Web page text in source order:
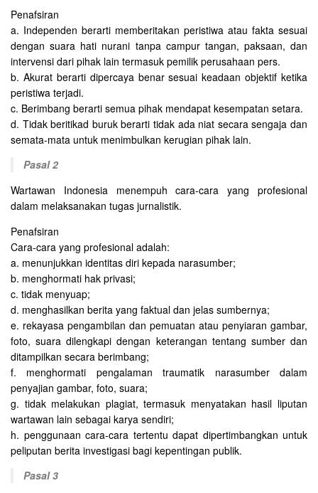
Penafsiran
a. Independen berarti memberitakan peristiwa atau fakta sesuai
dengan suara hati nurani tanpa campur tangan, paksaan, dan
intervensi dari pihak lain termasuk pemilik perusahaan pers.
b. Akurat berarti dipercaya benar sesuai keadaan objektif ketika
peristiwa terjadi.
c. Berimbang berarti semua pihak mendapat kesempatan setara.
d. Tidak beritikad buruk berarti tidak ada niat secara sengaja dan
semata-mata untuk menimbulkan kerugian pihak lain.
Pasal 2
Wartawan Indonesia menempuh cara-cara yang profesional
dalam melaksanakan tugas jurnalistik.
Penafsiran
Cara-cara yang profesional adalah:
a. menunjukkan identitas diri kepada narasumber;
b. menghormati hak privasi;
c. tidak menyuap;
d. menghasilkan berita yang faktual dan jelas sumbernya;
e. rekayasa pengambilan dan pemuatan atau penyiaran gambar,
foto, suara dilengkapi dengan keterangan tentang sumber dan
ditampilkan secara berimbang;
f. menghormati pengalaman traumatik narasumber dalam
penyajian gambar, foto, suara;
g. tidak melakukan plagiat, termasuk menyatakan hasil liputan
wartawan lain sebagai karya sendiri;
h. penggunaan cara-cara tertentu dapat dipertimbangkan untuk
peliputan berita investigasi bagi kepentingan publik.
Pasal 3